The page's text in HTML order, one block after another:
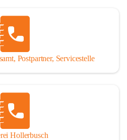
im Rahmen der
fusionierte Gemeinde, die
Tragöß und St. Katharein
Postpartner, Servicestelle
Hollerbusch